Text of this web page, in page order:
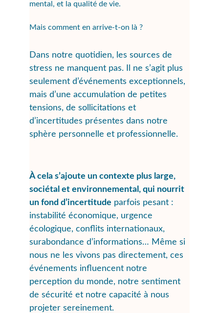
mental, et la qualité de vie.
Mais comment en arrive-t-on là ?
Dans notre quotidien, les sources de
stress ne manquent pas. Il ne s’agit plus
seulement d’événements exceptionnels,
mais d’une accumulation de petites
tensions, de sollicitations et
d’incertitudes présentes dans notre
sphère personnelle et professionnelle.
À cela s’ajoute un contexte plus large,
sociétal et environnemental, qui nourrit
un fond d’incertitude parfois pesant :
instabilité économique, urgence
écol ogique, conflits internationaux,
surabondance d’informations… Même si
nous ne les vivons pas directement, ces
événements influencent notre
perception du monde, notre sentiment
de sécurité et notre capacité à nous
projeter sereinement.